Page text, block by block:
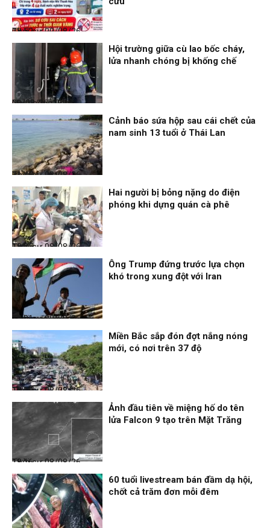
Thời sự
09/08/26, 08:52
Nhịp sống 24h
09/08/26, 08:16
Hội trường giữa cù lao bốc cháy,
lửa nhanh chóng bị khống chế
Thời sự
08/08/26, 21:46
Cảnh báo sứa hộp sau cái chết của
nam sinh 13 tuổi ở Thái Lan
Thời sự
08/08/26, 18:25
Hai người bị bỏng nặng do điện
phóng khi dựng quán cà phê
Thời sự
08/08/26, 18:21
Ông Trump đứng trước lựa chọn
khó trong xung đột với Iran
Thời sự
08/08/26, 18:19
Miền Bắc sắp đón đợt nắng nóng
mới, có nơi trên 37 độ
Thời sự
08/08/26, 18:16
Ảnh đầu tiên về miệng hố do tên
lửa Falcon 9 tạo trên Mặt Trăng
60 tuổi livestream bán đầm dạ hội,
chốt cả trăm đơn mỗi đêm